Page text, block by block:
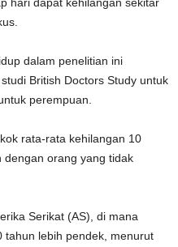
dalam penelitian ini
British Doctors Study untuk
perempuan.
rata-rata kehilangan 10
orang yang tidak
Serikat (AS), di mana
tahun lebih pendek, menurut